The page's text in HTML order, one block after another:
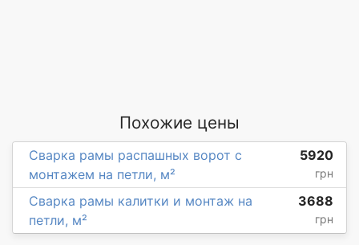
Похожие цены
Сварка рамы распашных ворот с
монтажем на петли, м²
5920
грн
Сварка рамы калитки и монтаж на
петли, м²
3688
грн